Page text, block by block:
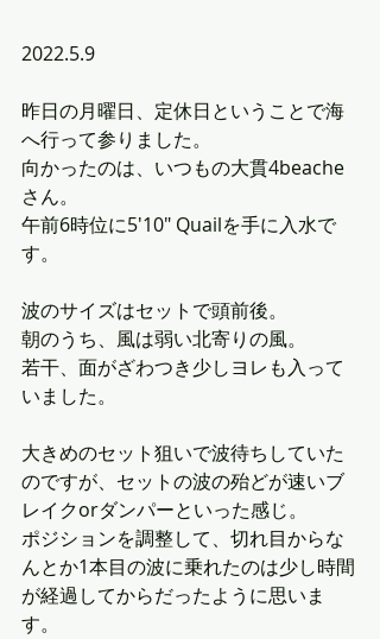
2022.5.9
昨日の月曜日、定休日ということで海
へ行って参りました。
向かったのは、いつもの大貫4beache
さん。
午前6時位に5'10" Quailを手に入水で
す。
波のサイズはセットで頭前後。
朝のうち、風は弱い北寄りの風。
若干、面がざわつき少しヨレも入って
いました。
大きめのセット狙いで波待ちしていた
のですが、セットの波の殆どが速いブ
レイクorダンパーといった感じ。
ポジションを調整して、切れ目からな
んとか1本目の波に乗れたのは少し時間
が経過してからだったように思いま
す。